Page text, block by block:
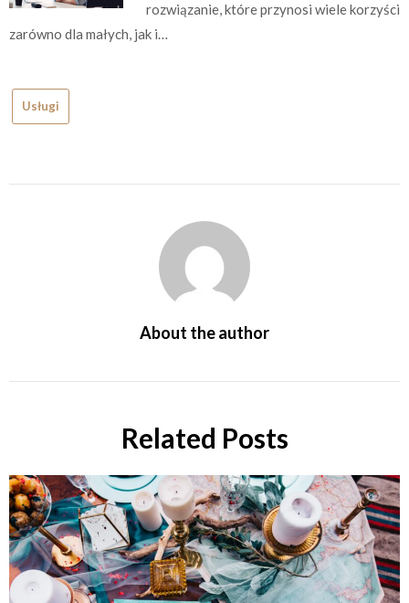
rozwiązanie, które przynosi wiele korzyści
zarówno dla małych, jak i…
Usługi
About the author
Related Posts